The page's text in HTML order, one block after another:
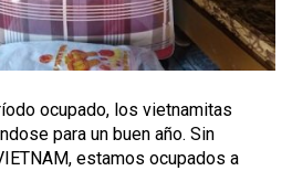
ocupado, los vietnamitas
para un buen año. Sin
estamos ocupados a